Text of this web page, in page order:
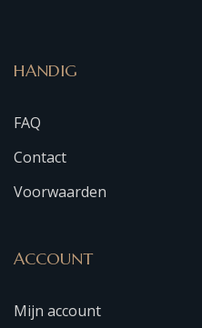
HANDIG
FAQ
Contact
Voorwaarden
ACCOUNT
Mijn account